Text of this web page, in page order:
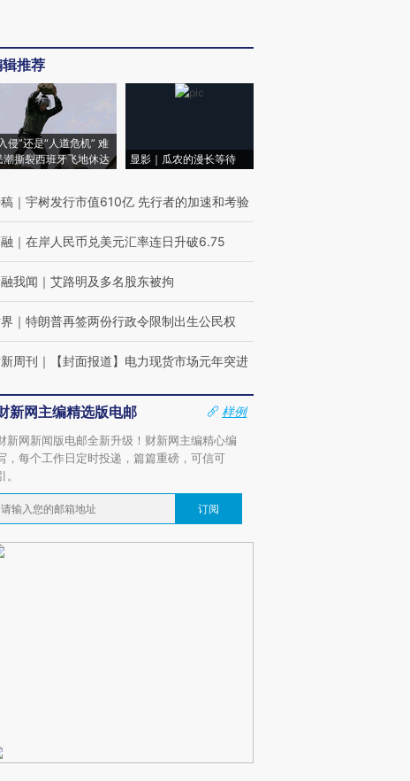
推荐
侵”还是“人道危机” 难
潮撕裂西班牙飞地休达
显影｜瓜农的漫长等待
｜ 宇树发行市值610亿 先行者的加速和考验
｜ 在岸人民币兑美元汇率连日升破6.75
我闻 ｜ 艾路明及多名股东被拘
｜ 特朗普再签两份行政令限制出生公民权
周刊 ｜ 【封面报道】电力现货市场元年突进
新网主编精选版电邮
样例
新网新闻版电邮全新升级！财新网主编精心编
，每个工作日定时投递，篇篇重磅，可信可
。
订阅